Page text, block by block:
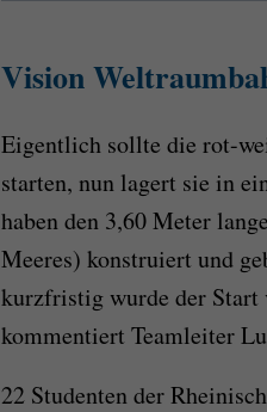
Vision
Eigentlich sollte die rot-
starten, nun lagert sie in
haben den 3,60 Meter
Meeres) konstruiert und
kurzfristig wurde der
kommentiert Teamleiter
22 Studenten der